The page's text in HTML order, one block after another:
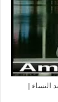
النساء |